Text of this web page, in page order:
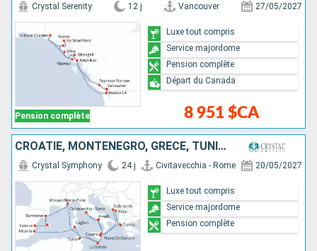
Pension complète
Crystal Serenity 12 j Vancouver 27/05/2027
8 951 $CA
Luxe tout compris
Service majordome
Pension complète
Départ du Canada
CROATIE, MONTÉNÉGRO, GRÈCE, TUNISIE, ESPAGNE, MAJORQUE, MONACO, MALTE, ITALIE
Crystal Symphony 24 j Civitavecchia - Rome 20/05/2027
Luxe tout compris
Service majordome
Pension complète